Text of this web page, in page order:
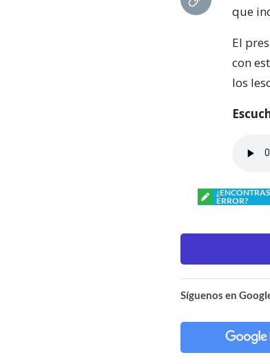
que
El
con
los
ERROR?
Síguenos en